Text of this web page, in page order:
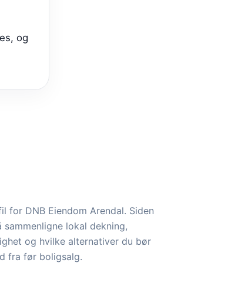
og
for DNB Eiendom Arendal. Siden
sammenligne lokal dekning,
og hvilke alternativer du bør
fra før boligsalg.